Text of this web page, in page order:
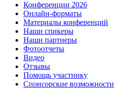
Конференции 2026
Онлайн-форматы
Материалы конференций
Наши спикеры
Наши партнеры
Фотоотчеты
Видео
Отзывы
Помощь участнику
Спонсорские возможности